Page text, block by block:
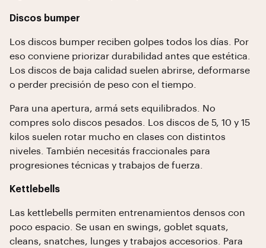
Discos bumper
Los discos bumper reciben golpes todos los días. Por
eso conviene priorizar durabilidad antes que estética.
Los discos de baja calidad suelen abrirse, deformarse
o perder precisión de peso con el tiempo.
Para una apertura, armá sets equilibrados. No
compres solo discos pesados. Los discos de 5, 10 y 15
kilos suelen rotar mucho en clases con distintos
niveles. También necesitás fraccionales para
progresiones técnicas y trabajos de fuerza.
Kettlebells
Las kettlebells permiten entrenamientos densos con
poco espacio. Se usan en swings, goblet squats,
cleans, snatches, lunges y trabajos accesorios. Para